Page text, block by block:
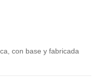
con base y fabricada